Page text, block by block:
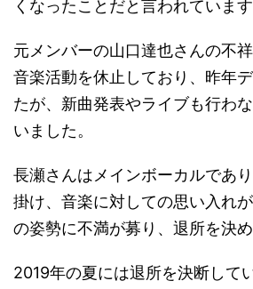
くなったことだと言われています
元メンバーの山口達也さんの不
音楽活動を休止しており、昨年
たが、新曲発表やライブも行わ
いました。
長瀬さんはメインボーカルであ
掛け、音楽に対しての思い入れ
の姿勢に不満が募り、退所を決め
2019年の夏には退所を決断して